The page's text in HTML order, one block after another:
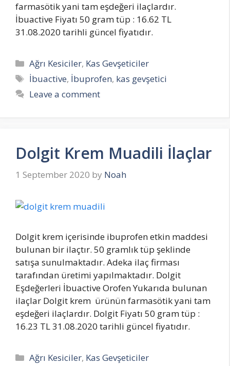
farmasötik yani tam eşdeğeri ilaçlardır.
İbuactive Fiyatı 50 gram tüp : 16.62 TL
31.08.2020 tarihli güncel fiyatıdır.
Categories
Ağrı Kesiciler, Kas Gevşeticiler
Tags
İbuactive, İbuprofen, kas gevşetici
Leave a comment
Dolgit Krem Muadili İlaçlar
1 September 2020 by Noah
Dolgit krem içerisinde ibuprofen etkin maddesi
bulunan bir ilaçtır. 50 gramlık tüp şeklinde
satışa sunulmaktadır. Adeka ilaç firması
tarafından üretimi yapılmaktadır. Dolgit
Eşdeğerleri İbuactive Orofen Yukarıda bulunan
ilaçlar Dolgit krem ürünün farmasötik yani tam
eşdeğeri ilaçlardır. Dolgit Fiyatı 50 gram tüp :
16.23 TL 31.08.2020 tarihli güncel fiyatıdır.
Categories
Ağrı Kesiciler, Kas Gevşeticiler